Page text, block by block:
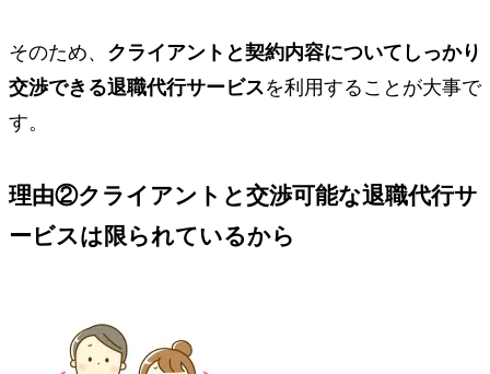
そのため、 クライアントと契約内容についてしっかり
交渉できる退職代行サービスを利用することが大事で
す。
理由②クライアントと交渉可能な退職代行サ
ービスは限られているから